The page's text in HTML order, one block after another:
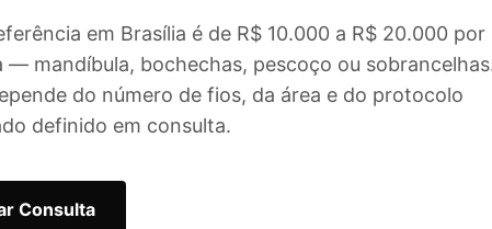
em Brasília é de R$ 10.000 a R$ 20.000 por
— mandíbula, bochechas, pescoço ou
do número de fios, da área e do protocolo
definido em consulta.
Consulta